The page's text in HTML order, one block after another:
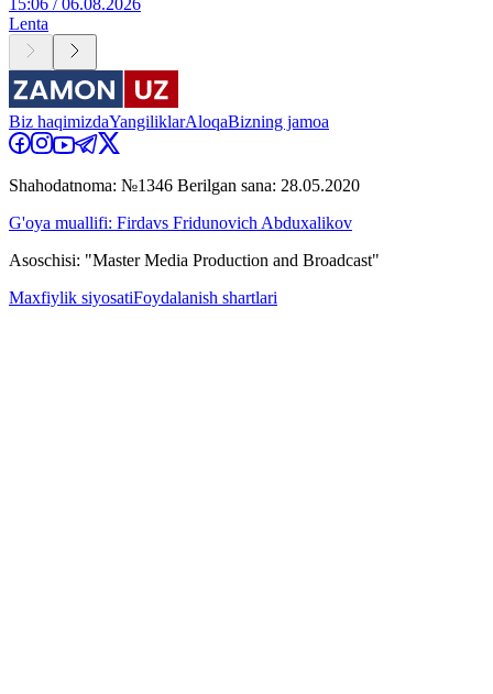
15:06 / 06.08.2026
Lenta
Biz haqimizdaYangiliklarAloqaBizning jamoa
Shahodatnoma: №1346 Berilgan sana: 28.05.2020
G'oya muallifi: Firdavs Fridunovich Abduxalikov
Asoschisi: "Master Media Production and Broadcast"
Maxfiylik siyosatiFoydalanish shartlari